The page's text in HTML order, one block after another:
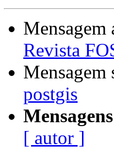
Mensagem
Revista
Mensagem
postgis
[ autor ]